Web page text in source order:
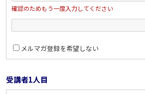
確認のためもう一度入力してください
メルマガ登録を希望しない
受講者1人目